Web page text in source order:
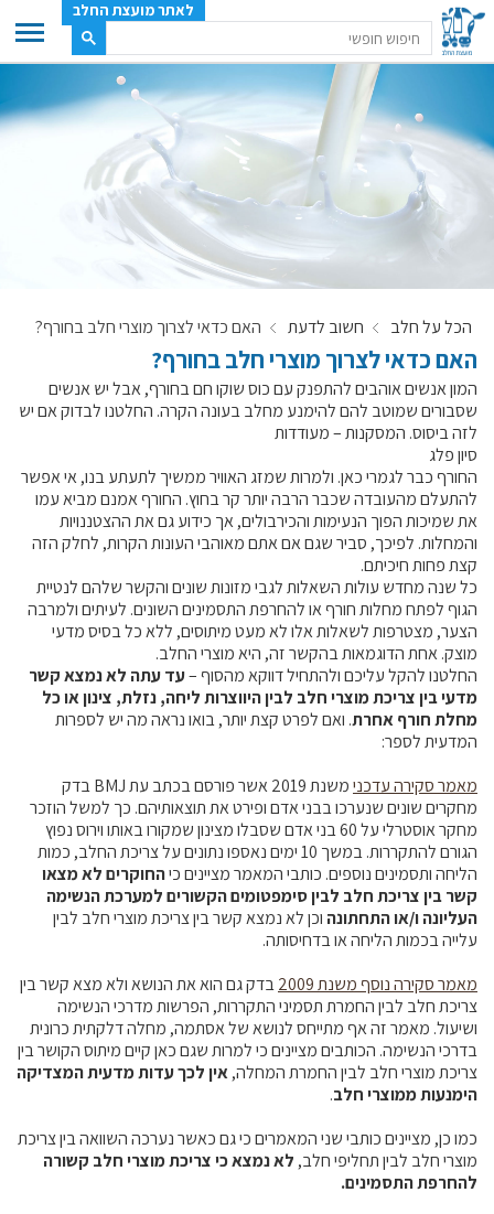
ענף החלב
מועצת החלב
משק החלב
תעשיית החלב
רשימת המחלבות
לאתר יצרני החלב
מחלקות המועצה, עיקרי עיסוקן
מפת הרפתות, הדירים והמחלבות
רשימת טלפונים – מועצת החלב
קול קורא ליצרנים חדשים – בקר / עיזים / כבשים
מכרזים
דרושים
זוכרים
צור קשר
חלב לכל המשפחה
משקים תיירותיים
פעילויות ומערכים
סיפורי המשקים
שעת סיפור
ראיונות
קרנות מחקר
מידע מדעי על תזונה ובריאות
פרסומי מועצת החלב
סקירת מחקרים
לאתר מועצת החלב
הכל על חלב חשוב לדעת האם כדאי לצרוך מוצרי חלב בחורף?
האם כדאי לצרוך מוצרי חלב בחורף?
המון אנשים אוהבים להתפנק עם כוס שוקו חם בחורף, אבל יש אנשים
שסבורים שמוטב להם להימנע מחלב בעונה הקרה. החלטנו לבדוק אם יש
לזה ביסוס. המסקנות – מעודדות
סיון פלג
החורף כבר לגמרי כאן. ולמרות שמזג האוויר ממשיך לתעתע בנו, אי אפשר
להתעלם מהעובדה שכבר הרבה יותר קר בחוץ. החורף אמנם מביא עמו
את שמיכות הפוך הנעימות והכירבולים, אך כידוע גם את ההצטננויות
והמחלות. לפיכך, סביר שגם אם אתם מאוהבי העונות הקרות, לחלק הזה
קצת פחות חיכיתם.
כל שנה מחדש עולות השאלות לגבי מזונות שונים והקשר שלהם לנטיית
הגוף לפתח מחלות חורף או להחרפת התסמינים השונים. לעיתים ולמרבה
הצער, מצטרפות לשאלות אלו לא מעט מיתוסים, ללא כל בסיס מדעי
מוצק. אחת הדוגמאות בהקשר זה, היא מוצרי החלב.
החלטנו להקל עליכם ולהתחיל דווקא מהסוף –עד עתה לא נמצא קשר
מדעי בין צריכת מוצרי חלב לבין היווצרות ליחה, נזלת, צינון או כל
מחלת חורף אחרת. ואם לפרט קצת יותר, בואו נראה מה יש לספרות
המדעית לספר:
מאמר סקירה עדכני
משנת 2019 אשר פורסם בכתב עת BMJ בדק
מחקרים שונים שנערכו בבני אדם ופירט את תוצאותיהם. כך למשל הוזכר
מחקר אוסטרלי על 60 בני אדם שסבלו מצינון שמקורו באותו וירוס נפוץ
הגורם להתקררות. במשך 10 ימים נאספו נתונים על צריכת החלב, כמות
הליחה ותסמינים נוספים. כותבי המאמר מציינים כיהחוקרים לא מצאו
קשר בין צריכת חלב לבין סימפטומים הקשורים למערכת הנשימה
העליונה ו/או התחתונה וכן לא נמצא קשר בין צריכת מוצרי חלב לבין
עלייה בכמות הליחה או בדחיסותה.
מאמר סקירה נוסף משנת 2009
בדק גם הוא את הנושא ולא מצא קשר בין
צריכת חלב לבין החמרת תסמיני התקררות, הפרשות מדרכי הנשימה
ושיעול. מאמר זה אף מתייחס לנושא של אסתמה, מחלה דלקתית כרונית
בדרכי הנשימה. הכותבים מציינים כי למרות שגם כאן קיים מיתוס הקושר בין
צריכת מוצרי חלב לבין החמרת המחלה,אין לכך עדות מדעית המצדיקה
הימנעות ממוצרי חלב.
כמו כן, מציינים כותבי שני המאמרים כי גם כאשר נערכה השוואה בין צריכת
מוצרי חלב לבין תחליפי חלב, לא נמצא כי צריכת מוצרי חלב קשורה
להחרפת התסמינים.